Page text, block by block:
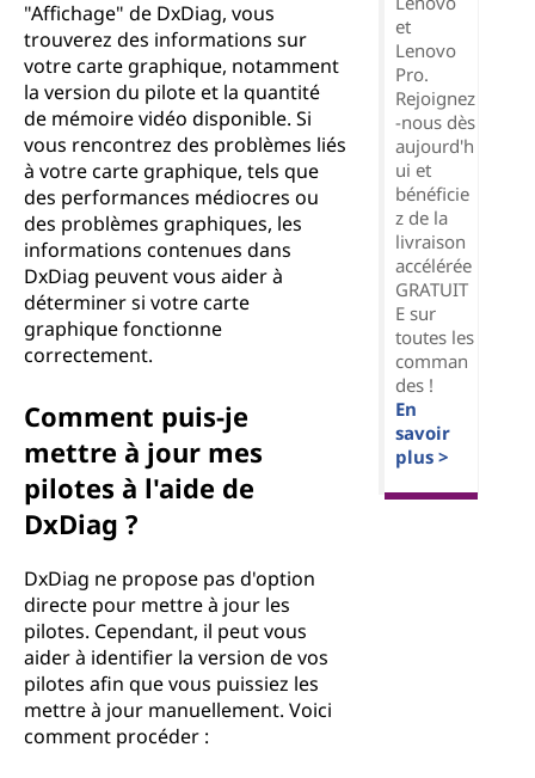
"Affichage" de DxDiag, vous
trouverez des informations sur
votre carte graphique, notamment
la version du pilote et la quantité
de mémoire vidéo disponible. Si
vous rencontrez des problèmes liés
à votre carte graphique, tels que
des performances médiocres ou
des problèmes graphiques, les
informations contenues dans
DxDiag peuvent vous aider à
déterminer si votre carte
graphique fonctionne
correctement.
Comment puis-je
mettre à jour mes
pilotes à l'aide de
DxDiag ?
DxDiag ne propose pas d'option
directe pour mettre à jour les
pilotes. Cependant, il peut vous
aider à identifier la version de vos
pilotes afin que vous puissiez les
mettre à jour manuellement. Voici
comment procéder :
et
Lenovo
Pro.
Rejoignez
-nous dès
aujourd'h
ui et
bénéficie
z de la
livraison
accélérée
GRATUIT
E sur
toutes les
comman
des !
En
savoir
plus >